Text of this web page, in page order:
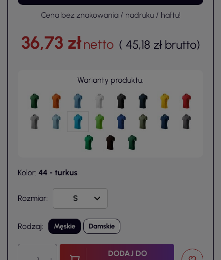
Cena bez znakowania / nadruku / haftu!
36,73 złnetto ( 45,18 zł brutto)
Warianty produktu:
Kolor: 44 - turkus
Rozmiar:
Rodzaj: Męskie Damskie
DODAJ DO